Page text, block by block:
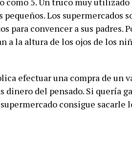
Los supermercados
para convencer a sus padres.
a la altura de los ojos de los
efectuar una compra de un
dinero del pensado. Si quería
consigue sacarle